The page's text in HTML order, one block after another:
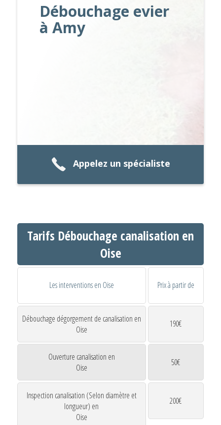
Débouchage evier
à Amy
Appelez un spécialiste
Tarifs Débouchage canalisation en
Oise
Les interventions en Oise Prix à partir de
Débouchage dégorgement de canalisation en
Oise
190€
Ouverture canalisation en
Oise
50€
Inspection canalisation (Selon diamètre et
longueur) en
Oise
200€